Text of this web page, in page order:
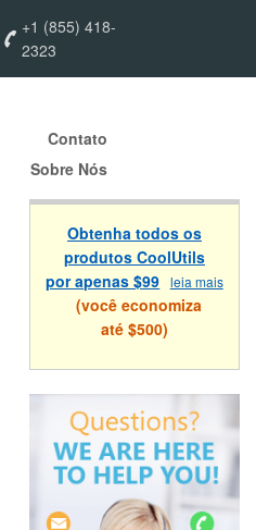
+1 (855) 418-
2323
Contato
Sobre Nós
Obtenha todos os
produtos CoolUtils
por apenas $99 leia mais
(você economiza
até $500)